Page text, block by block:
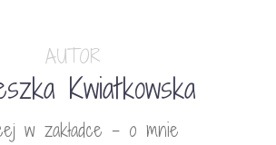
AUTOR
Kwiatkowska
w zakładce - o mnie